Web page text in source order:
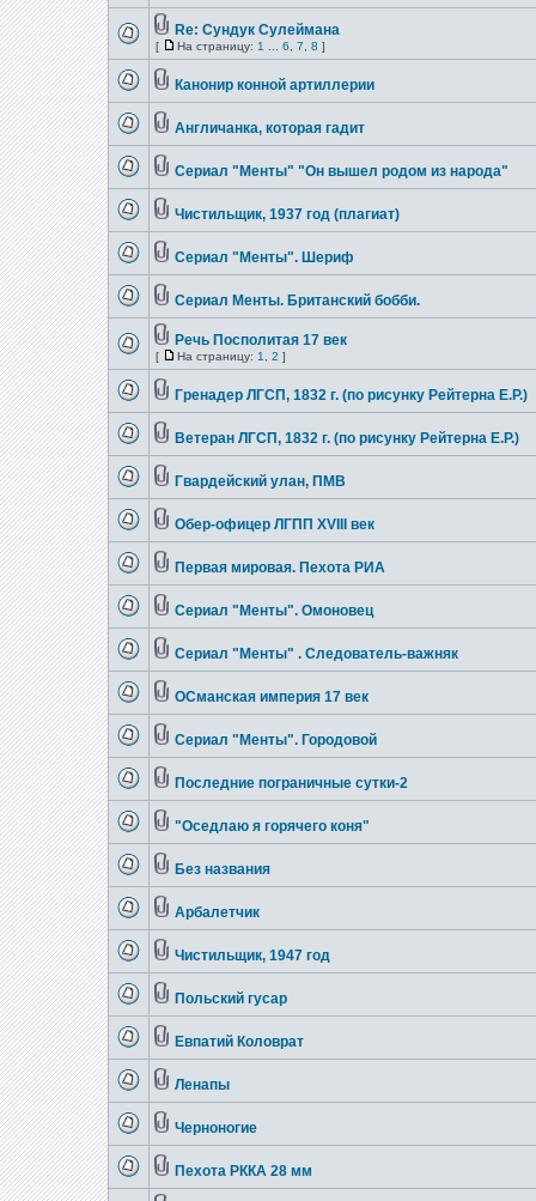
Re: Сундук Сулеймана
[ На страницу: 1 6 7 8 ]
Канонир конной артиллерии
Англичанка, которая гадит
Сериал "Менты" "Он вышел родом из народа"
Чистильщик, 1937 год (плагиат)
Сериал "Менты". Шериф
Сериал Менты. Британский бобби.
Речь Посполитая 17 век
[ На страницу: 1 2 ]
Гренадер ЛГСП, 1832 г. (по рисунку Рейтерна Е.Р.)
Ветеран ЛГСП, 1832 г. (по рисунку Рейтерна Е.Р.)
Гвардейский улан, ПМВ
Обер-офицер ЛГПП ХVIII век
Первая мировая. Пехота РИА
Сериал "Менты". Омоновец
Сериал "Менты" . Следователь-важняк
ОСманская империя 17 век
Сериал "Менты". Городовой
Последние пограничные сутки-2
"Оседлаю я горячего коня"
Без названия
Арбалетчик
Чистильщик, 1947 год
Польский гусар
Евпатий Коловрат
Ленапы
Черноногие
Пехота РККА 28 мм